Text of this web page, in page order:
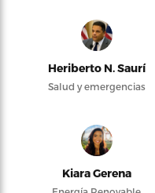
Heriberto N. Saurí
Salud y emergencias
Kiara Gerena